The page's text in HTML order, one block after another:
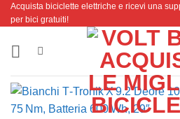
Salta
ai
contenuti
Acquista biciclette elettriche e ricevi una
per bici gratuiti!